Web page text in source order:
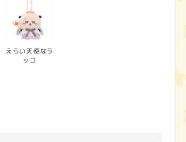
えらい天使なラ
ッコ